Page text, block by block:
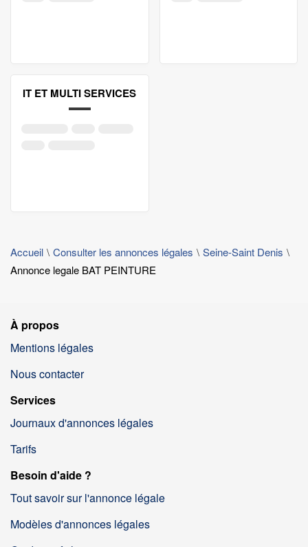
IT ET MULTI SERVICES
Accueil Consulter les annonces légales
Seine-Saint Denis
Annonce legale BAT PEINTURE
À propos
Mentions légales
Nous contacter
Services
Journaux d'annonces légales
Tarifs
Besoin d'aide ?
Tout savoir sur l'annonce légale
Modèles d'annonces légales